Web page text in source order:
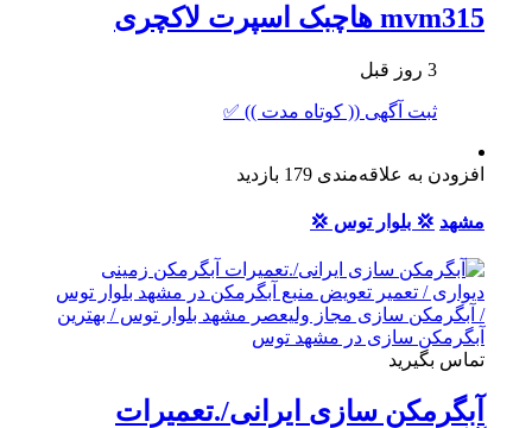
mvm315 هاچبک اسپرت لاکچری
3 روز قبل
ثبت آگهی (( کوتاه مدت )) ✅
افزودن به علاقه‌مندی 179 بازدید
مشهد 💢 بلوار توس 💢
تماس بگیرید
آبگرمکن سازی ایرانی/.تعمیرات